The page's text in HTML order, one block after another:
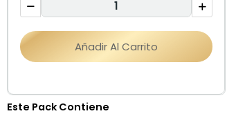
Añadir Al Carrito
Este Pack Contiene